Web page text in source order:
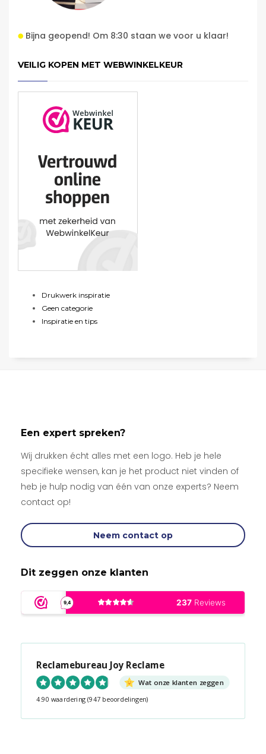
Bijna geopend! Om 8:30 staan we voor u klaar!
VEILIG KOPEN MET WEBWINKELKEUR
Drukwerk inspiratie
Geen categorie
Inspiratie en tips
Een expert spreken?
Wij drukken écht alles met een logo. Heb je hele
specifieke wensen, kan je het product niet vinden of
heb je hulp nodig van één van onze experts? Neem
contact op!
Neem contact op
Dit zeggen onze klanten
Reclamebureau Joy Reclame
Wat onze klanten zeggen
4.90 waardering (947 beoordelingen)